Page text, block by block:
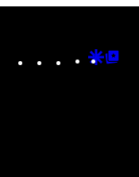
Instagram
TikTokYouTube
Google